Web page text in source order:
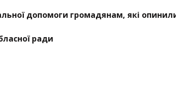
допомоги громадянам, які
ради